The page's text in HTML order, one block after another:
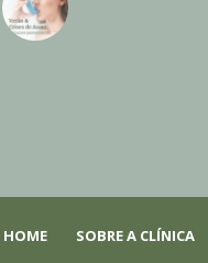
HOME SOBRE A CLÍNICA